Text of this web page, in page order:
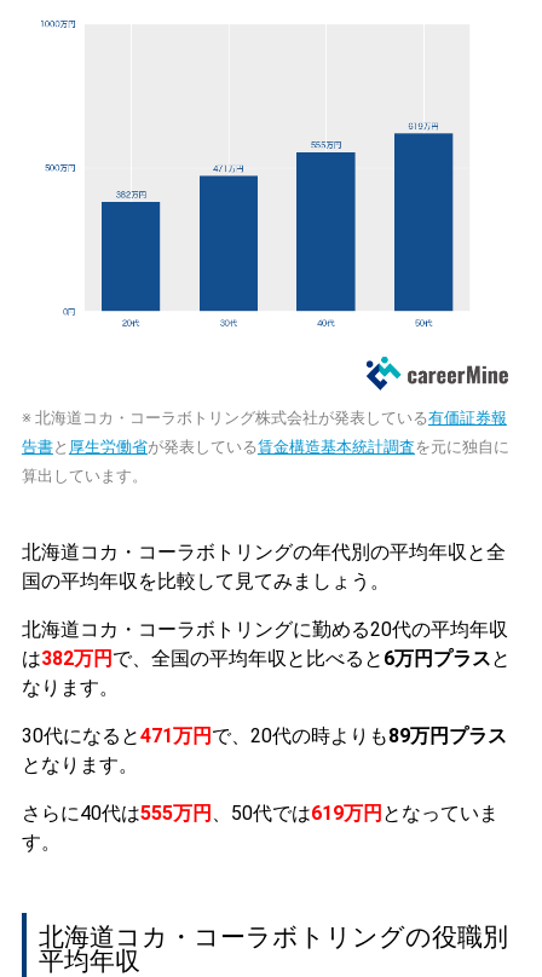
※ 北海道コカ・コーラボトリング株式会社が発表している有価証券報
告書と 厚生労働省が発表している賃金構造基本統計調査を元に独自に
算出しています。
北海道コカ・コーラボトリングの年代別の平均年収と全
国の平均年収を比較して見てみましょう。
北海道コカ・コーラボトリングに勤める20代の平均年収
は382万円 で、全国の平均年収と比べると 6万円プラスと
なります。
30代になると471万円 で、20代の時よりも89万円プラス
となります。
さらに40代は555万円 、50代では619万円 となっていま
す。
北海道コカ・コーラボトリングの役職別
平均年収